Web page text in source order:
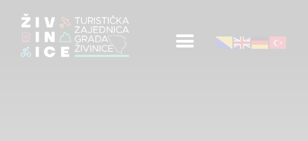
Početna
Informacije za turiste